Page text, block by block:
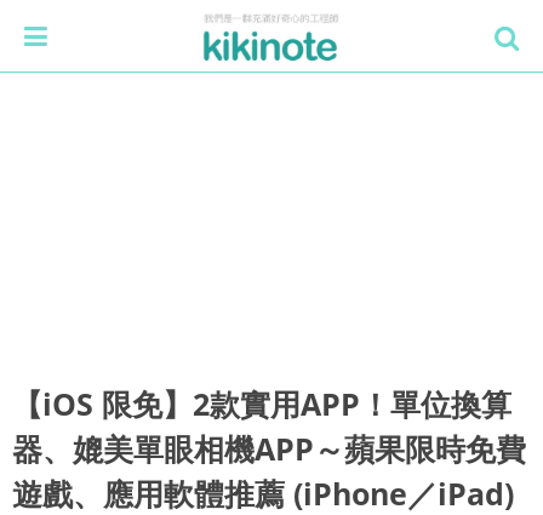
【iOS 限免】2款實用APP！單位換算
器、媲美單眼相機APP～蘋果限時免費
遊戲、應用軟體推薦 (iPhone／iPad)